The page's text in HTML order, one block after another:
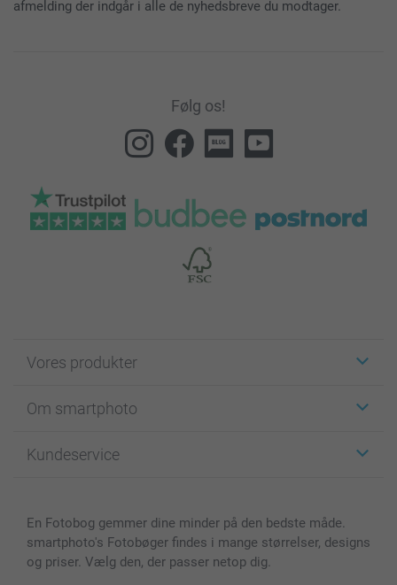
afmelding der indgår i alle de nyhedsbreve du modtager.
Følg os!
Vores produkter
Fotokort
Fotobøger
Cover til mobil & tablet
MyNameBook
Om smartphoto
For affiliate
Sitemap
Betingelser og garantier
Kundeservice
smartbonus
Priser & betaling
En Fotobog gemmer dine minder på den bedste måde.
smartphoto's Fotobøger findes i mange størrelser, designs
og priser. Vælg den, der passer netop dig.